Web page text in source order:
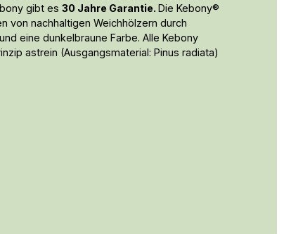
gibt es 30 Jahre Garantie. Die Kebony®
von nachhaltigen Weichhölzern durch
eine dunkelbraune Farbe. Alle Kebony
astrein (Ausgangsmaterial: Pinus radiata)